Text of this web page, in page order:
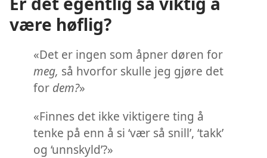
være høflig?
«Det er ingen som åpner døren for
meg, så hvorfor skulle jeg gjøre det
for dem?»
«Finnes det ikke viktigere ting å
tenke på enn å si ‘vær så snill’, ‘takk’
og ‘unnskyld’?»